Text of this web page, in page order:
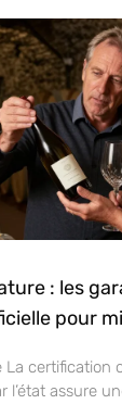
: les
pour
certification
l’état assure